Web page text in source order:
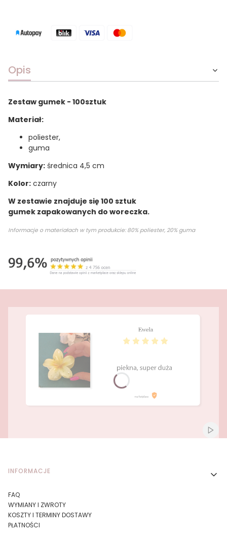
Opis
Zestaw gumek - 100sztuk
Materiał:
poliester,
guma
Wymiary: średnica 4,5 cm
Kolor: czarny
W zestawie znajduje się 100 sztuk
gumek zapakowanych do woreczka.
Informacje o materiałach w tym produkcie: 80% poliester, 20% guma
Linki w stopce
INFORMACJE
FAQ
WYMIANY I ZWROTY
KOSZTY I TERMINY DOSTAWY
PŁATNOŚCI